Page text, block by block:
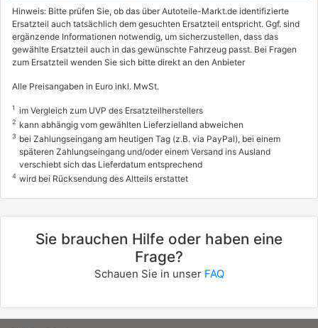
Hinweis: Bitte prüfen Sie, ob das über Autoteile-Markt.de identifizierte
Ersatzteil auch tatsächlich dem gesuchten Ersatzteil entspricht. Ggf. sind
ergänzende Informationen notwendig, um sicherzustellen, dass das
gewählte Ersatzteil auch in das gewünschte Fahrzeug passt. Bei Fragen
zum Ersatzteil wenden Sie sich bitte direkt an den Anbieter
Alle Preisangaben in Euro inkl. MwSt.
1 im Vergleich zum UVP des Ersatzteilherstellers
2 kann abhängig vom gewählten Lieferzielland abweichen
3 bei Zahlungseingang am heutigen Tag (z.B. via PayPal), bei einem
späteren Zahlungseingang und/oder einem Versand ins Ausland
verschiebt sich das Lieferdatum entsprechend
4 wird bei Rücksendung des Altteils erstattet
Sie brauchen Hilfe oder haben eine
Frage?
Schauen Sie in unser FAQ